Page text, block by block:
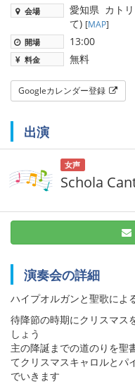
会場 愛知県 カト
て) [MAP]
開場 13:00
料金 無料
Googleカレンダー登録
出演
女声
Schola
演奏会の詳細
ハイプオルガンと聖歌によ
待降節の時期にクリスマス
しょう
主の降誕までの道のりを聖
てクリスマスキャロルとパ
でいきます